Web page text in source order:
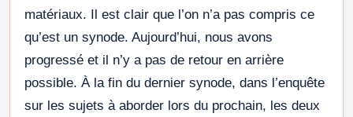
matériaux. Il est clair que l’on n’a pas compris ce
qu’est un synode. Aujourd’hui, nous avons
progressé et il n’y a pas de retour en arrière
possible. À la fin du dernier synode, dans l’enquête
sur les sujets à aborder lors du prochain, les deux